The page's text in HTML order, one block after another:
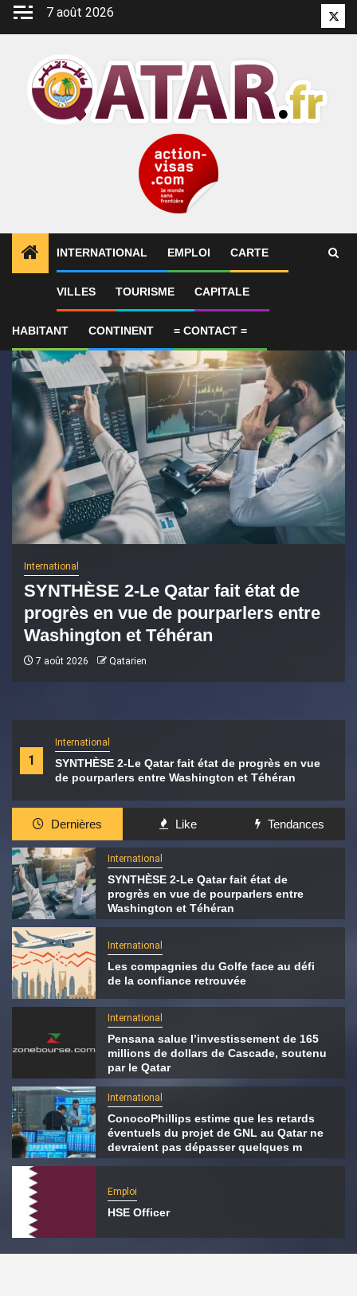
Aller
7 août 2026
INTERNATIONAL EMPLOI CARTE
VILLES TOURISME CAPITALE
HABITANT CONTINENT = CONTACT =
ALERTES INFO 1 SYNTHÈSE 2-Le Qatar fait état
1
International
SYNTHÈSE 2-Le Qatar fait état de progrès en vue
de pourparlers entre Washington et Téhéran
International
SYNTHÈSE 2-Le Qatar fait état de
progrès en vue de pourparlers entre
Washington et Téhéran
7 août 2026 Qatarien
Dernières Like Tendances
International
SYNTHÈSE 2-Le Qatar fait état de
progrès en vue de pourparlers entre
Washington et Téhéran
International
Les compagnies du Golfe face au défi
de la confiance retrouvée
International
Pensana salue l’investissement de 165
millions de dollars de Cascade, soutenu
par le Qatar
International
ConocoPhillips estime que les retards
éventuels du projet de GNL au Qatar ne
devraient pas dépasser quelques m
Emploi
HSE Officer